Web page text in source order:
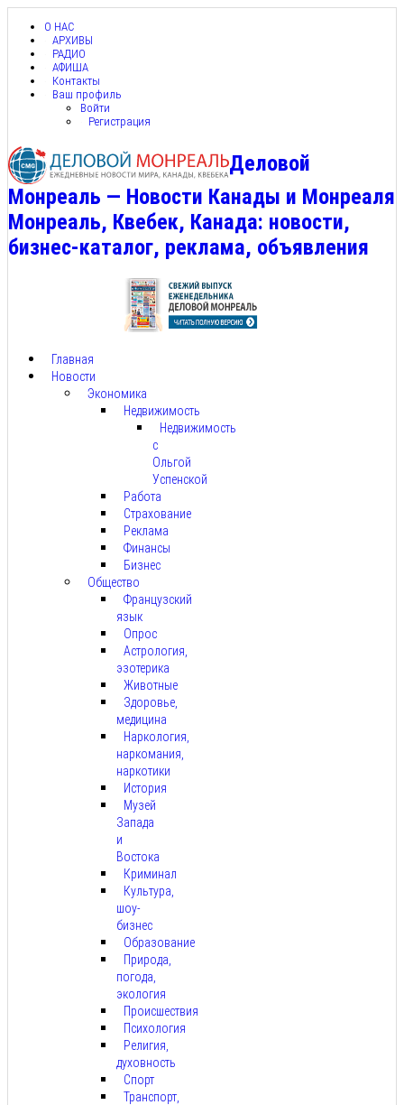
О НАС
АРХИВЫ
РАДИО
АФИША
Контакты
Ваш профиль
Войти
Регистрация
Деловой
Монреаль — Новости Канады и Монреаля
Монреаль, Квебек, Канада: новости,
бизнес-каталог, реклама, объявления
Главная
Новости
Экономика
Недвижимость
Недвижимость
с
Ольгой
Успенской
Работа
Страхование
Реклама
Финансы
Бизнес
Общество
Французский
язык
Опрос
Астрология,
эзотерика
Животные
Здоровье,
медицина
Наркология,
наркомания,
наркотики
История
Музей
Запада
и
Востока
Криминал
Культура,
шоу-
бизнес
Образование
Природа,
погода,
экология
Происшествия
Психология
Религия,
духовность
Спорт
Транспорт,